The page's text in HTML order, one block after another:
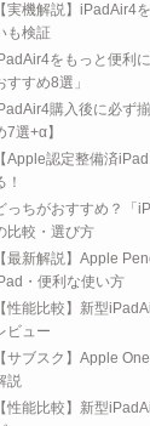
【実機解説】iPadAir4
も検証
をもっと便利
すすめ8選」
購入後に必ず
7選+α】
【Apple認定整備済
！
っちがおすすめ？「
比較・選び方
【最新解説】Apple
・便利な使い方
【性能比較】新型
ビュー
【サブスク】Apple
説
【性能比較】新型